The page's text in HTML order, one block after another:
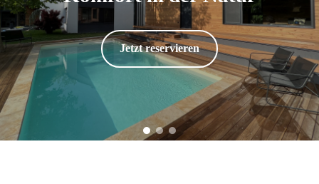
Jetzt reservieren